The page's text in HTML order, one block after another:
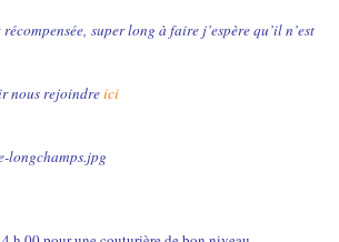
super long à faire j’espère qu’il n’est
nous rejoindreici